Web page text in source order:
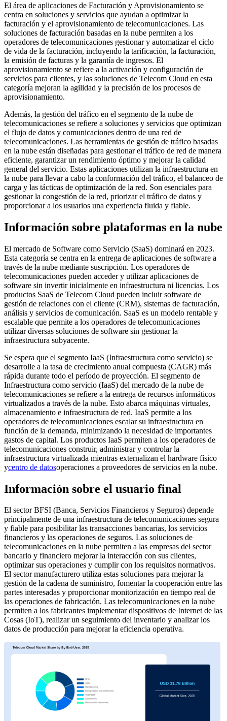
El área de aplicaciones de Facturación y Aprovisionamiento se
centra en soluciones y servicios que ayudan a optimizar la
facturación y el aprovisionamiento de telecomunicaciones. Las
soluciones de facturación basadas en la nube permiten a los
operadores de telecomunicaciones gestionar y automatizar el ciclo
de vida de la facturación, incluyendo la tarificación, la facturación,
la emisión de facturas y la garantía de ingresos. El
aprovisionamiento se refiere a la activación y configuración de
servicios para clientes, y las soluciones de Telecom Cloud en esta
categoría mejoran la agilidad y la precisión de los procesos de
aprovisionamiento.
Además, la gestión del tráfico en el segmento de la nube de
telecomunicaciones se refiere a soluciones y servicios que optimizan
el flujo de datos y comunicaciones dentro de una red de
telecomunicaciones. Las herramientas de gestión de tráfico basadas
en la nube están diseñadas para gestionar el tráfico de red de manera
eficiente, garantizar un rendimiento óptimo y mejorar la calidad
general del servicio. Estas aplicaciones utilizan la infraestructura en
la nube para llevar a cabo la conformación del tráfico, el balanceo de
carga y las tácticas de optimización de la red. Son esenciales para
gestionar la congestión de la red, priorizar el tráfico de datos y
proporcionar a los usuarios una experiencia fluida y fiable.
Información sobre plataformas en la nube
El mercado de Software como Servicio (SaaS) dominará en 2023.
Esta categoría se centra en la entrega de aplicaciones de software a
través de la nube mediante suscripción. Los operadores de
telecomunicaciones pueden acceder y utilizar aplicaciones de
software sin invertir inicialmente en infraestructura ni licencias. Los
productos SaaS de Telecom Cloud pueden incluir software de
gestión de relaciones con el cliente (CRM), sistemas de facturación,
análisis y servicios de comunicación. SaaS es un modelo rentable y
escalable que permite a los operadores de telecomunicaciones
utilizar diversas soluciones de software sin gestionar la
infraestructura subyacente.
Se espera que el segmento IaaS (Infraestructura como servicio) se
desarrolle a la tasa de crecimiento anual compuesta (CAGR) más
rápida durante todo el período de proyección. El segmento de
Infraestructura como servicio (IaaS) del mercado de la nube de
telecomunicaciones se refiere a la entrega de recursos informáticos
virtualizados a través de la nube. Esto abarca máquinas virtuales,
almacenamiento e infraestructura de red. IaaS permite a los
operadores de telecomunicaciones escalar su infraestructura en
función de la demanda, minimizando la necesidad de importantes
gastos de capital. Los productos IaaS permiten a los operadores de
telecomunicaciones construir, administrar y controlar la
infraestructura virtualizada mientras externalizan el hardware físico
ycentro de datosoperaciones a proveedores de servicios en la nube.
Información sobre el usuario final
El sector BFSI (Banca, Servicios Financieros y Seguros) depende
principalmente de una infraestructura de telecomunicaciones segura
y fiable para posibilitar las transacciones bancarias, los servicios
financieros y las operaciones de seguros. Las soluciones de
telecomunicaciones en la nube permiten a las empresas del sector
bancario y financiero mejorar la interacción con sus clientes,
optimizar sus operaciones y cumplir con los requisitos normativos.
El sector manufacturero utiliza estas soluciones para mejorar la
gestión de la cadena de suministro, fomentar la cooperación entre las
partes interesadas y proporcionar monitorización en tiempo real de
las operaciones de fabricación. Las telecomunicaciones en la nube
permiten a los fabricantes implementar dispositivos de Internet de las
Cosas (IoT), realizar un seguimiento del inventario y analizar los
datos de producción para mejorar la eficiencia operativa.